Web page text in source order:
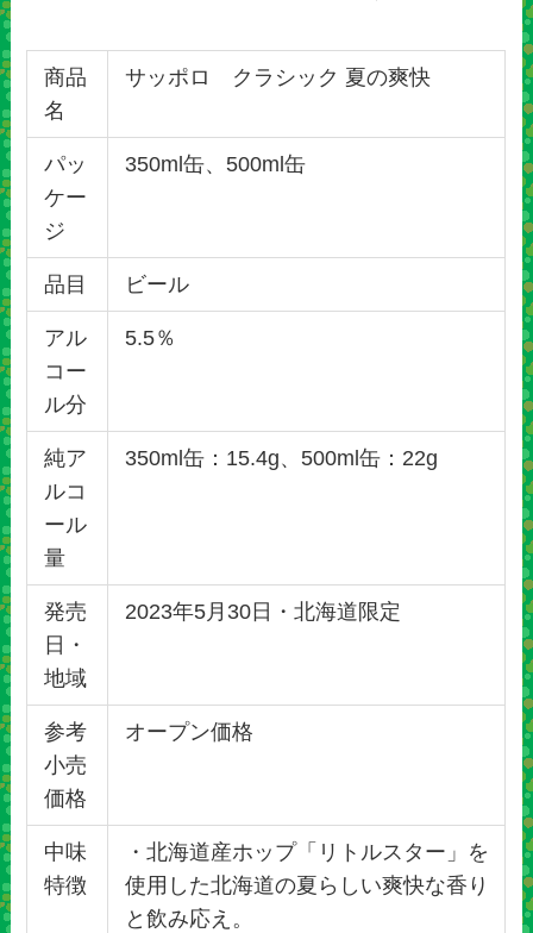
商品
名
サッポロ クラシック 夏の爽快
パッ
ケー
ジ
350ml缶、500ml缶
品目 ビール
アル
コー
ル分
5.5％
純ア
ルコ
ール
量
350ml缶：15.4g、500ml缶：22g
発売
日・
地域
2023年5月30日・北海道限定
参考
小売
価格
オープン価格
中味
特徴
・北海道産ホップ「リトルスター」を
使用した北海道の夏らしい爽快な香り
と飲み応え。